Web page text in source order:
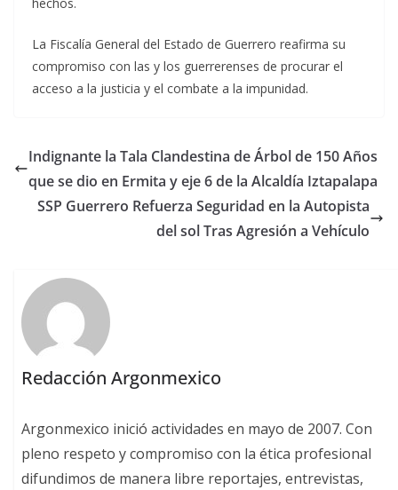
La Fiscalía General del Estado de Guerrero reafirma su
compromiso con las y los guerrerenses de procurar el
acceso a la justicia y el combate a la impunidad.
Indignante la Tala Clandestina de Árbol de 150 Años
que se dio en Ermita y eje 6 de la Alcaldía Iztapalapa
SSP Guerrero Refuerza Seguridad en la Autopista
del sol Tras Agresión a Vehículo
Redacción Argonmexico
Argonmexico inició actividades en mayo de 2007. Con
pleno respeto y compromiso con la ética profesional
difundimos de manera libre reportajes, entrevistas,